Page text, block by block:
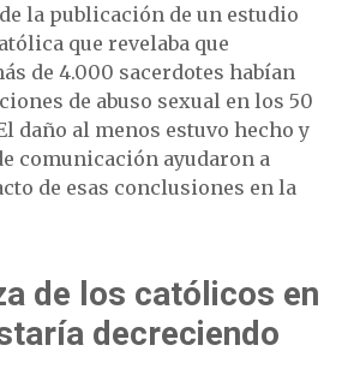
la publicación de un estudio
que revelaba que
de 4.000 sacerdotes habían
de abuso sexual en los 50
daño al menos estuvo hecho y
comunicación ayudaron a
de esas conclusiones en la
de los católicos en
decreciendo